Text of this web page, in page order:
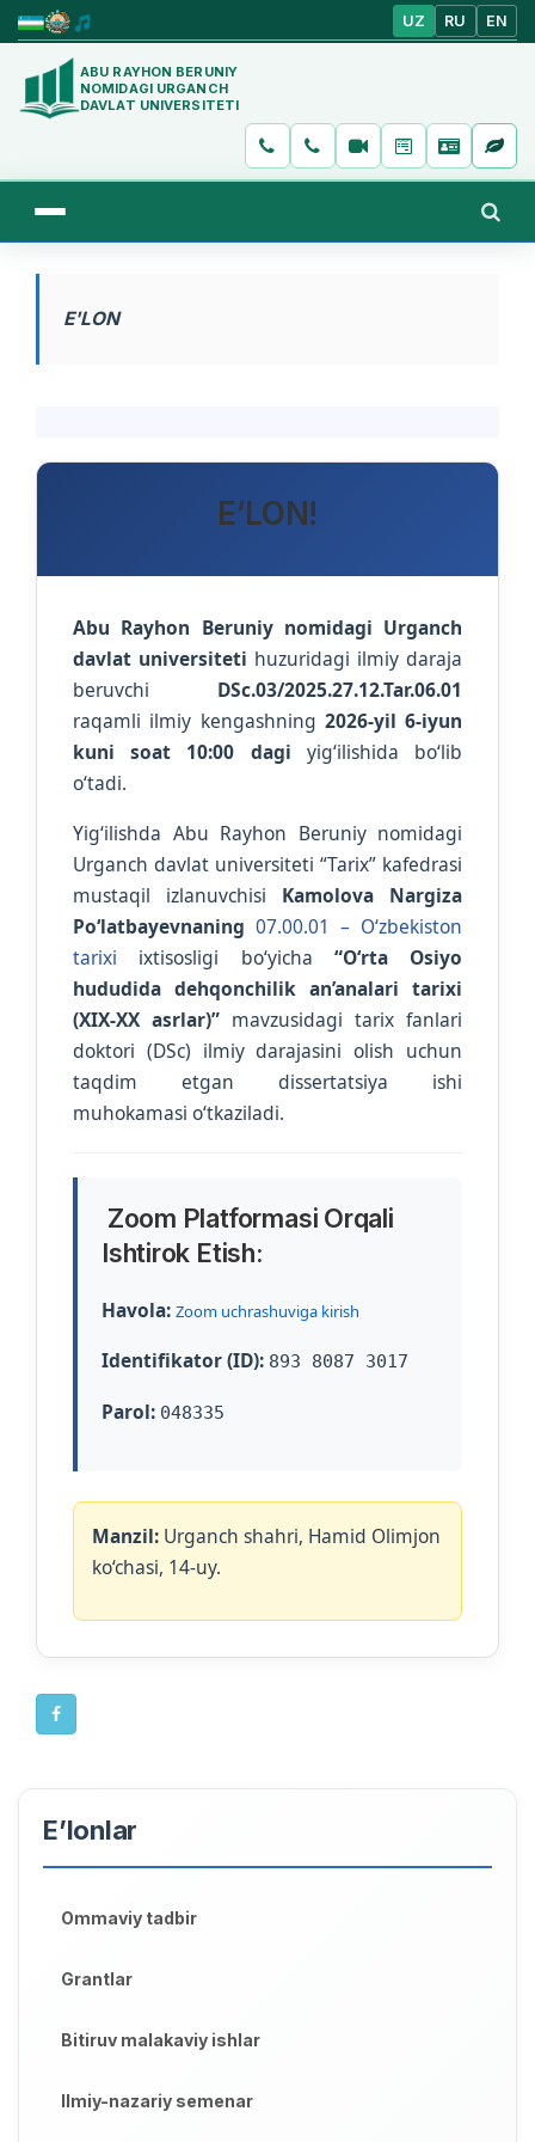
UZ RU EN
ABU RAYHON BERUNIY
NOMIDAGI URGANCH
DAVLAT UNIVERSITETI
E'LON
E’LON!
Abu Rayhon Beruniy nomidagi Urganch
davlat universiteti huzuridagi ilmiy daraja
beruvchi DSc.03/2025.27.12.Tar.06.01
raqamli ilmiy kengashning 2026-yil 6-iyun
kuni soat 10:00 dagi yig‘ilishida bo‘lib
o‘tadi.
Yig‘ilishda Abu Rayhon Beruniy nomidagi
Urganch davlat universiteti “Tarix” kafedrasi
mustaqil izlanuvchisi Kamolova Nargiza
Po‘latbayevnaning 07.00.01 – O‘zbekiston
tarixi ixtisosligi bo‘yicha “O‘rta Osiyo
hududida dehqonchilik an’analari tarixi
(XIX-XX asrlar)” mavzusidagi tarix fanlari
doktori (DSc) ilmiy darajasini olish uchun
taqdim etgan dissertatsiya ishi
muhokamasi o‘tkaziladi.
Zoom Platformasi Orqali
Ishtirok Etish:
Havola: Zoom uchrashuviga kirish
Identifikator (ID): 893 8087 3017
Parol: 048335
Manzil: Urganch shahri, Hamid Olimjon
ko‘chasi, 14-uy.
E’lonlar
Ommaviy tadbir
Grantlar
Bitiruv malakaviy ishlar
Ilmiy-nazariy semenar